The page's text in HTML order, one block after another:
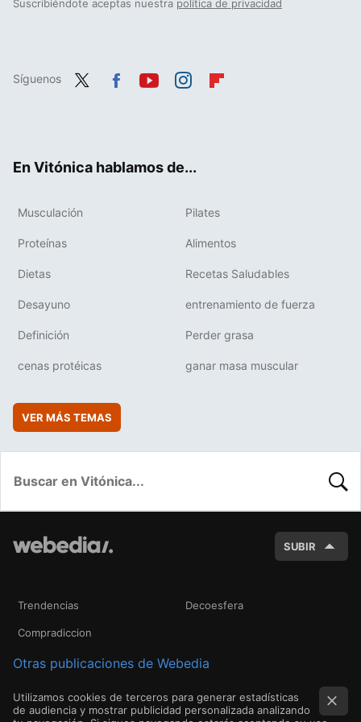
Suscribiéndote aceptas nuestra política de privacidad
Síguenos
En Vitónica hablamos de...
Musculación Pilates
Proteínas Alimentos
Dietas Recetas Saludables
Desayuno entrenamiento de fuerza
Definición Perder grasa
cenas protéicas ganar masa muscular
VER MÁS TEMAS
SUBIR
Trendencias Decoesfera
Compradiccion
Otras publicaciones de Webedia
Utilizamos cookies de terceros para generar estadísticas
de audiencia y mostrar publicidad personalizada analizando